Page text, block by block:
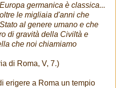
germanica è classica...
le migliaia d'anni che
al genere umano e che
di gravità della Civiltà e
che noi chiamiamo
di Roma, V, 7.)
erigere a Roma un tempio